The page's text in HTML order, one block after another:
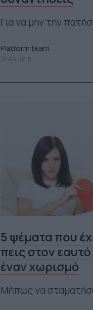
Για να μην την
Platform team
22.04.2015
5 ψέματα που
πεις στον
έναν χωρισμό
Μήπως να